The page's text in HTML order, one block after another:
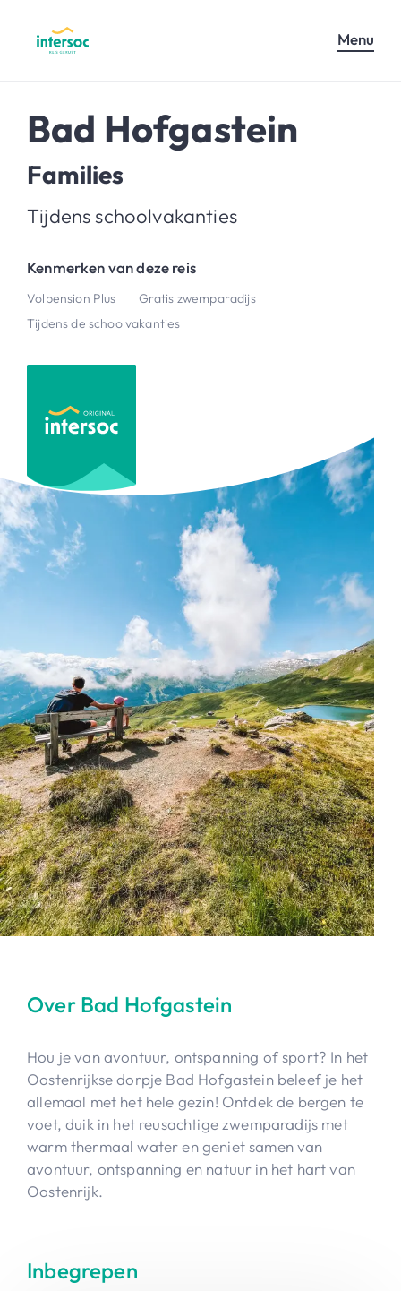
Menu
Bad Hofgastein
Families
Tijdens schoolvakanties
Kenmerken van deze reis
Volpension Plus
Gratis zwemparadijs
Tijdens de schoolvakanties
Over Bad Hofgastein
Hou je van avontuur, ontspanning of sport? In het
Oostenrijkse dorpje Bad Hofgastein beleef je het
allemaal met het hele gezin! Ontdek de bergen te
voet, duik in het reusachtige zwemparadijs met
warm thermaal water en geniet samen van
avontuur, ontspanning en natuur in het hart van
Oostenrijk.
Inbegrepen